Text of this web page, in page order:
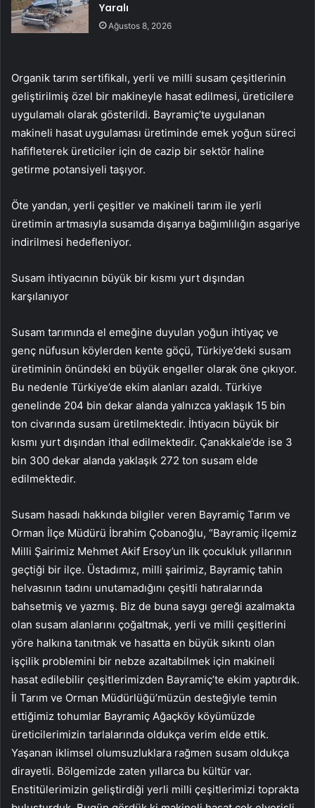
Yaralı
Ağustos 8, 2026
Organik tarım sertifikalı, yerli ve milli susam çeşitlerinin
geliştirilmiş özel bir makineyle hasat edilmesi, üreticilere
uygulamalı olarak gösterildi. Bayramiç’te uygulanan
makineli hasat uygulaması üretiminde emek yoğun süreci
hafifleterek üreticiler için de cazip bir sektör haline
getirme potansiyeli taşıyor.
Öte yandan, yerli çeşitler ve makineli tarım ile yerli
üretimin artmasıyla susamda dışarıya bağımlılığın asgariye
indirilmesi hedefleniyor.
Susam ihtiyacının büyük bir kısmı yurt dışından
karşılanıyor
Susam tarımında el emeğine duyulan yoğun ihtiyaç ve
genç nüfusun köylerden kente göçü, Türkiye’deki susam
üretiminin önündeki en büyük engeller olarak öne çıkıyor.
Bu nedenle Türkiye’de ekim alanları azaldı. Türkiye
genelinde 204 bin dekar alanda yalnızca yaklaşık 15 bin
ton civarında susam üretilmektedir. İhtiyacın büyük bir
kısmı yurt dışından ithal edilmektedir. Çanakkale’de ise 3
bin 300 dekar alanda yaklaşık 272 ton susam elde
edilmektedir.
Susam hasadı hakkında bilgiler veren Bayramiç Tarım ve
Orman İlçe Müdürü İbrahim Çobanoğlu, “Bayramiç ilçemiz
Milli Şairimiz Mehmet Akif Ersoy’un ilk çocukluk yıllarının
geçtiği bir ilçe. Üstadımız, milli şairimiz, Bayramiç tahin
helvasının tadını unutamadığını çeşitli hatıralarında
bahsetmiş ve yazmış. Biz de buna saygı gereği azalmakta
olan susam alanlarını çoğaltmak, yerli ve milli çeşitlerini
yöre halkına tanıtmak ve hasatta en büyük sıkıntı olan
işçilik problemini bir nebze azaltabilmek için makineli
hasat edilebilir çeşitlerimizden Bayramiç’te ekim yaptırdık.
İl Tarım ve Orman Müdürlüğü’müzün desteğiyle temin
ettiğimiz tohumlar Bayramiç Ağaçköy köyümüzde
üreticilerimizin tarlalarında oldukça verim elde ettik.
Yaşanan iklimsel olumsuzluklara rağmen susam oldukça
dirayetli. Bölgemizde zaten yıllarca bu kültür var.
Enstitülerimizin geliştirdiği yerli milli çeşitlerimizi toprakta